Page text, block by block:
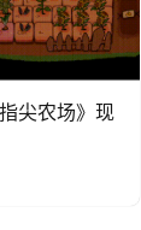
尖农场》现